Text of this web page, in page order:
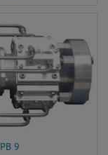
PB 9